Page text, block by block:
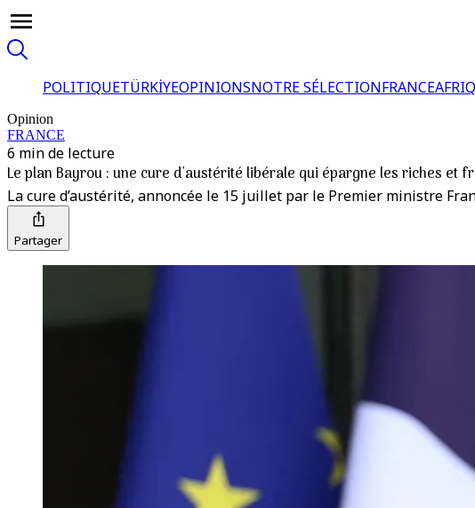
POLITIQUETÜRKİYEOPINIONSNOTRE SÉLECTIONFRANCE
Opinion
FRANCE
6 min de lecture
Le plan Bayrou : une cure d'austérité libérale qui épargne les riches et
La cure d’austérité, annoncée le 15 juillet par le Premier ministre
Partager